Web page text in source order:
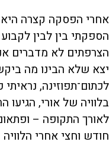
אחרי הפסקה קצרה היא
הספקתי בין לבין
הצרפתים לא מדברים
יצא שלא הבינו מה
לכתום־תפוזינה,
בלוויה של אורי,
לאורך התקופה –
חודש וחצי אחרי